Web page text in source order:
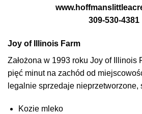
309-530-4381
Joy of Illinois Farm
Założona w 1993 roku Joy of Illinois
pięć minut na zachód od
legalnie sprzedaje nieprzetworzone,
Kozie mleko